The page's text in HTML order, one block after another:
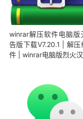
winrar解压软件电脑版
告版下载V7.20.1 | 解压
件 | winrar电脑版烈火